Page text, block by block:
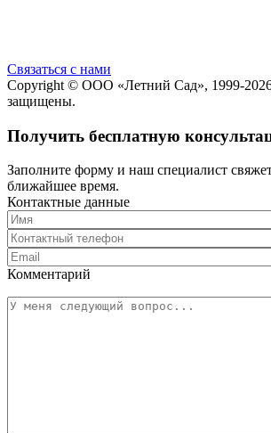
Cвязаться с нами
Copyright © ООО «Летний Сад», 1999-
защищены.
Получить бесплатную
Заполните форму и наш специалист
ближайшее время.
Контактные данные
Комментарий